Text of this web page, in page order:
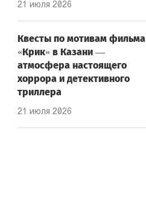
21 июля 2026
Квесты по мотивам фильма
«Крик» в Казани —
атмосфера настоящего
хоррора и детективного
триллера
21 июля 2026